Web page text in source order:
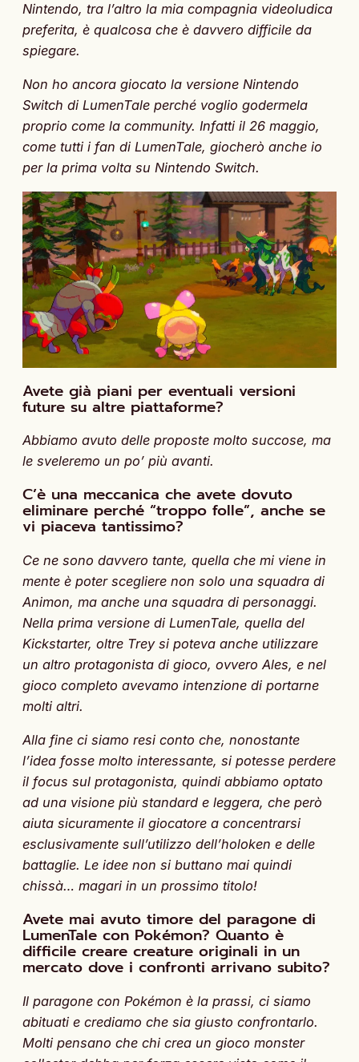
Nintendo, tra l’altro la mia compagnia videoludica
preferita, è qualcosa che è davvero difficile da
spiegare.
Non ho ancora giocato la versione Nintendo
Switch di LumenTale perché voglio godermela
proprio come la community. Infatti il 26 maggio,
come tutti i fan di LumenTale, giocherò anche io
per la prima volta su Nintendo Switch.
Avete già piani per eventuali versioni
future su altre piattaforme?
Abbiamo avuto delle proposte molto succose, ma
le sveleremo un po’ più avanti.
C’è una meccanica che avete dovuto
eliminare perché “troppo folle”, anche se
vi piaceva tantissimo?
Ce ne sono davvero tante, quella che mi viene in
mente è poter scegliere non solo una squadra di
Animon, ma anche una squadra di personaggi.
Nella prima versione di LumenTale, quella del
Kickstarter, oltre Trey si poteva anche utilizzare
un altro protagonista di gioco, ovvero Ales, e nel
gioco completo avevamo intenzione di portarne
molti altri.
Alla fine ci siamo resi conto che, nonostante
l’idea fosse molto interessante, si potesse perdere
il focus sul protagonista, quindi abbiamo optato
ad una visione più standard e leggera, che però
aiuta sicuramente il giocatore a concentrarsi
esclusivamente sull’utilizzo dell’holoken e delle
battaglie. Le idee non si buttano mai quindi
chissà… magari in un prossimo titolo!
Avete mai avuto timore del paragone di
LumenTale con Pokémon? Quanto è
difficile creare creature originali in un
mercato dove i confronti arrivano subito?
Il paragone con Pokémon è la prassi, ci siamo
abituati e crediamo che sia giusto confrontarlo.
Molti pensano che chi crea un gioco monster